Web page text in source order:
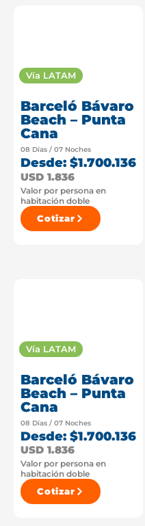
Vía LATAM
Barceló Bávaro
Beach – Punta
Cana
08 Días / 07 Noches
Desde: $1.700.136
USD 1.836
Valor por persona en
habitación doble
Cotizar
Vía LATAM
Barceló Bávaro
Beach – Punta
Cana
08 Días / 07 Noches
Desde: $1.700.136
USD 1.836
Valor por persona en
habitación doble
Cotizar